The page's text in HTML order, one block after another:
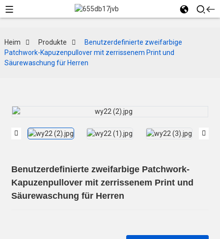
Heim Produkte
Benutzerdefinierte zweifarbige
Patchwork-Kapuzenpullover mit zerrissenem Print und
Säurewaschung für Herren
Benutzerdefinierte zweifarbige Patchwork-
Kapuzenpullover mit zerrissenem Print und
Säurewaschung für Herren